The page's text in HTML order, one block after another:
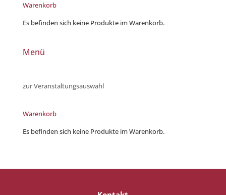
Warenkorb
Es befinden sich keine Produkte im Warenkorb.
Menü
zur Veranstaltungsauswahl
Warenkorb
Es befinden sich keine Produkte im Warenkorb.